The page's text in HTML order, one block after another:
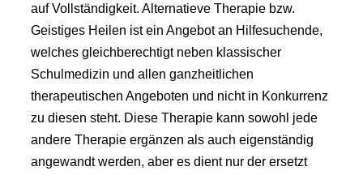
auf Vollständigkeit. Alternatieve Therapie bzw.
Geistiges Heilen ist ein Angebot an Hilfesuchende,
welches gleichberechtigt neben klassischer
Schulmedizin und allen ganzheitlichen
therapeutischen Angeboten und nicht in Konkurrenz
zu diesen steht. Diese Therapie kann sowohl jede
andere Therapie ergänzen als auch eigenständig
angewandt werden, aber es dient nur der ersetzt